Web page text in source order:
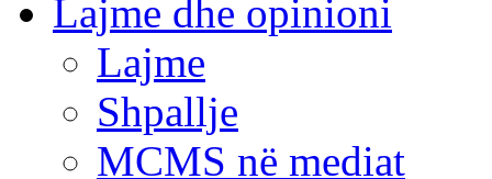
Lajme dhe opinioni
Lajme
Shpallje
MCMS në mediat